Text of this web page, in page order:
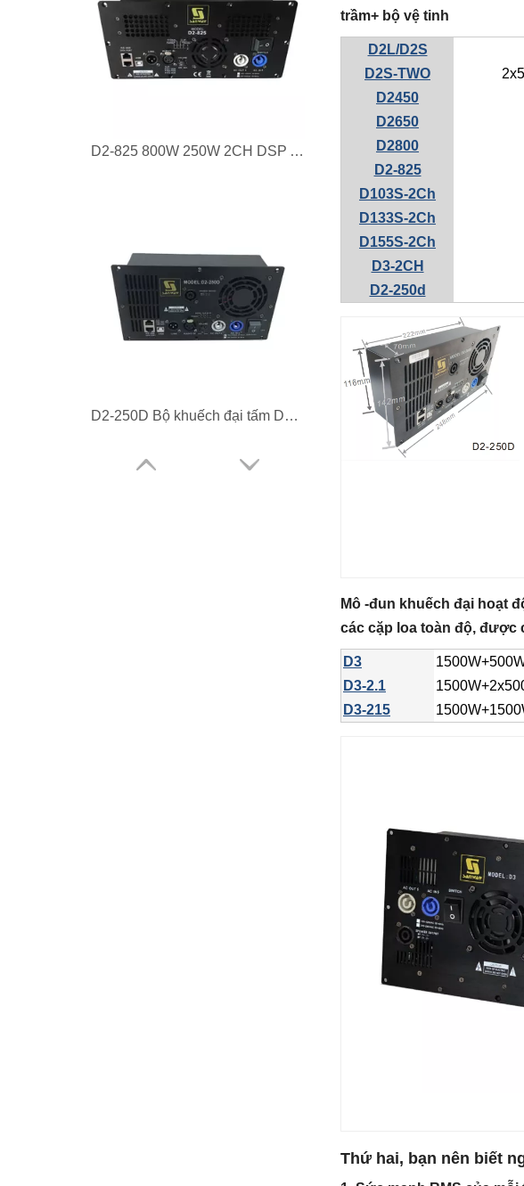
D2-825 800W 250W 2CH DSP Active Plate Amplifier cho loa Bi-amp
D2-250D Bộ khuếch đại tấm DSP 2 chiều toàn dải 250W cho loa nhỏ
trầm+ bộ vệ tinh
D2L/D2S
D2S-TWO
D2450
D2650
D2800
D2-825
D103S-2Ch
D133S-2Ch
D155S-2Ch
D3-2CH
D2-250d
Mô -đun khuếch đại hoạt
các cặp loa toàn độ, được
D3
D3-2.1
D3-215
Thứ hai, bạn nên biết